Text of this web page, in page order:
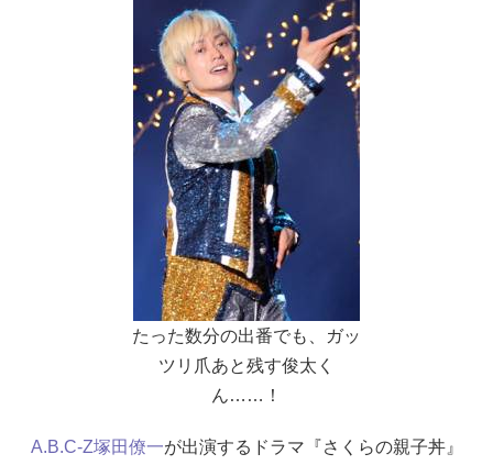
たった数分の出番でも、ガッ
ツリ爪あと残す俊太く
ん……！
A.B.C-Z塚田僚一が出演するドラマ『さくらの親子丼』